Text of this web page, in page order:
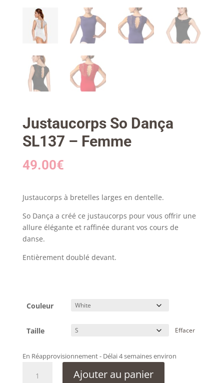
Justaucorps So Dança
SL137 – Femme
49.00€
Justaucorps à bretelles larges en dentelle.
So Dança a créé ce justaucorps pour vous offrir une
allure élégante et raffinée durant vos cours de
danse.
Entièrement doublé devant.
Couleur
Taille Effacer
En Réapprovisionnement - Délai 4 semaines environ
Ajouter au panier